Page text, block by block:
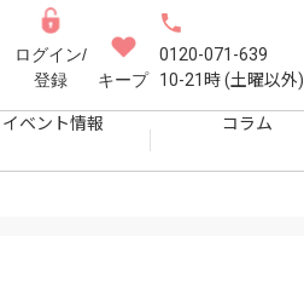
ログイン/
登録
キープ
0120-071-639
10-21時 (土曜以外)
イベント情報 コラム